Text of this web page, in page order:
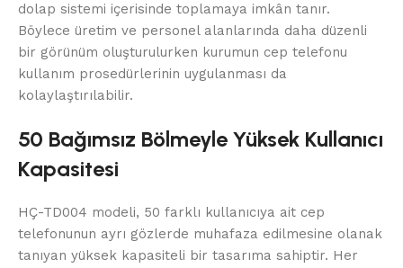
dolap sistemi içerisinde toplamaya imkân tanır.
Böylece üretim ve personel alanlarında daha düzenli
bir görünüm oluşturulurken kurumun cep telefonu
kullanım prosedürlerinin uygulanması da
kolaylaştırılabilir.
50 Bağımsız Bölmeyle Yüksek Kullanıcı
Kapasitesi
HÇ-TD004 modeli, 50 farklı kullanıcıya ait cep
telefonunun ayrı gözlerde muhafaza edilmesine olanak
tanıyan yüksek kapasiteli bir tasarıma sahiptir. Her